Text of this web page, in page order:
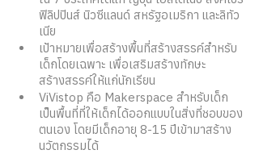
ฟิลิปปินส์ นิวซีแลนด์ สหรัฐอเมริกา และลิทัว
เนีย
เป้าหมายเพื่อสร้างพื้นที่สร้างสรรค์สำหรับ
เด็กโดยเฉพาะ เพื่อเสริมสร้างทักษะ
สร้างสรรค์ให้แก่นักเรียน
ViVistop คือ Makerspace สำหรับเด็ก
เป็นพื้นที่ที่ให้เด็กได้ออกแบบในสิ่งที่ชอบของ
ตนเอง โดยมีเด็กอายุ 8-15 ปีเข้ามาสร้าง
นวัตกรรมได้